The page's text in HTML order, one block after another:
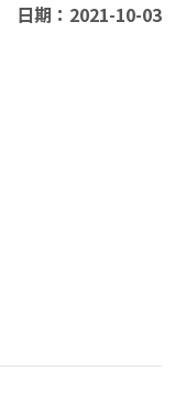
日期：2021-10-03